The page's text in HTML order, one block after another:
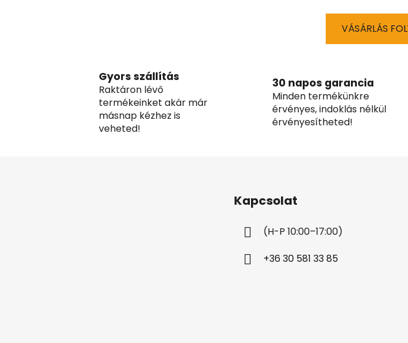
VÁSÁRLÁS
Gyors szállítás
Raktáron lévő
termékeinket akár már
másnap kézhez is
veheted!
30 napos garancia
Minden termékünkre
érvényes, indoklás nélkül
érvényesítheted!
Kapcsolat
(H-P 10:00–17:00)
+36 30 581 33 85